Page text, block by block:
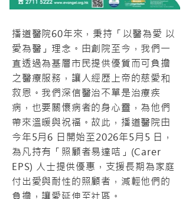
播道醫院60年來，秉持「以醫為愛 以
愛為醫」理念。由創院至今，我們一
直透過為基層市民提供優質而可負擔
之醫療服務，讓人經歷上帝的慈愛和
救恩。我們深信醫治不單是治療疾
病，也要關懷病者的身心靈，為他們
帶來溫暖與祝福。故此，播道醫院由
今年5月6 日開始至2026年5月5 日，
為凡持有「照顧者易達咭」(Carer
EPS) 人士提供優惠，支援長期為家庭
付出愛與耐性的照顧者，減輕他們的
負擔，讓愛延伸至社區。